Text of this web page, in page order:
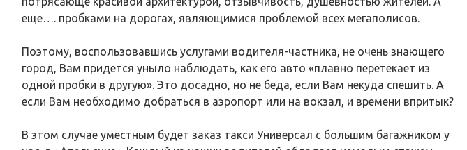
еще…. пробками на дорогах, являющимися проблемой всех мегаполисов.
Поэтому, воспользовавшись услугами водителя-частника, не очень знающего
город, Вам придется уныло наблюдать, как его авто «плавно перетекает из
одной пробки в другую». Это досадно, но не беда, если Вам некуда спешить. А
если Вам необходимо добраться в аэропорт или на вокзал, и времени впритык?
В этом случае уместным будет заказ такси Универсал с большим багажником у